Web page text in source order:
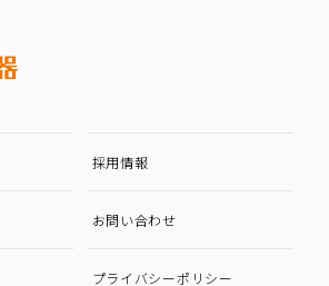
採用情報
お問い合わせ
プライバシーポリシー